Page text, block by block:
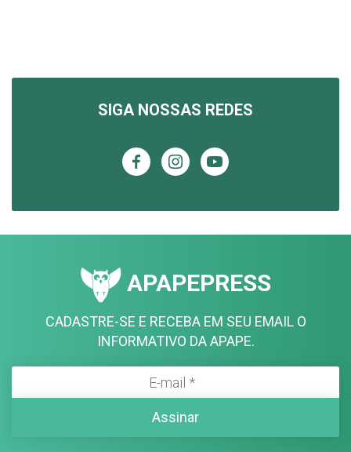
SIGA NOSSAS REDES
APAPEPRESS
CADASTRE-SE E RECEBA EM SEU EMAIL O
INFORMATIVO DA APAPE.